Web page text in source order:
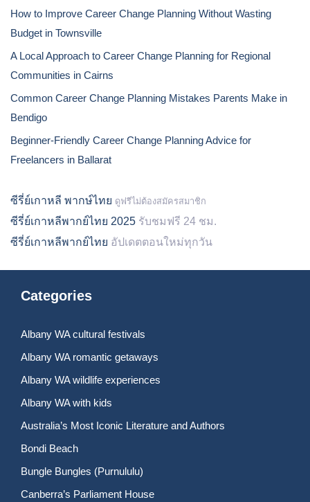
How to Improve Career Change Planning Without Wasting
Budget in Townsville
A Local Approach to Career Change Planning for Regional
Communities in Cairns
Common Career Change Planning Mistakes Parents Make in
Bendigo
Beginner-Friendly Career Change Planning Advice for
Freelancers in Ballarat
ซีรี่ย์เกาหลี พากษ์ไทย ดูฟรีไม่ต้องสมัครสมาชิก
ซีรี่ย์เกาหลีพากย์ไทย 2025 รับชมฟรี 24 ชม.
ซีรี่ย์เกาหลีพากย์ไทย อัปเดตตอนใหม่ทุกวัน
Categories
Albany WA cultural festivals
Albany WA romantic getaways
Albany WA wildlife experiences
Albany WA with kids
Australia’s Most Iconic Literature and Authors
Bondi Beach
Bungle Bungles (Purnululu)
Canberra’s Parliament House